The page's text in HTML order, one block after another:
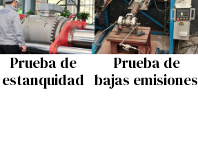
Prueba de
estanquidad
Prueba de
bajas emisiones